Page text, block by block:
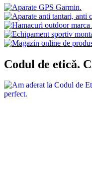
Codul de etică.